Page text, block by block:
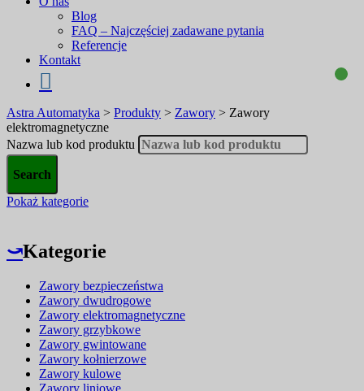
Blog
FAQ – Najczęściej zadawane pytania
Referencje
Kontakt
Astra Automatyka > Produkty > Zawory > Zawory
elektromagnetyczne
Nazwa lub kod produktu
Pokaż kategorie
⤻Kategorie
Zawory bezpieczeństwa
Zawory dwudrogowe
Zawory elektromagnetyczne
Zawory grzybkowe
Zawory gwintowane
Zawory kołnierzowe
Zawory kulowe
Zawory liniowe